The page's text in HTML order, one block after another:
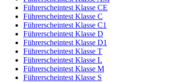
Führerscheintest Klasse CE
Führerscheintest Klasse C
Führerscheintest Klasse C1
Führerscheintest Klasse D
Führerscheintest Klasse D1
Führerscheintest Klasse T
Führerscheintest Klasse L
Führerscheintest Klasse M
Führerscheintest Klasse S